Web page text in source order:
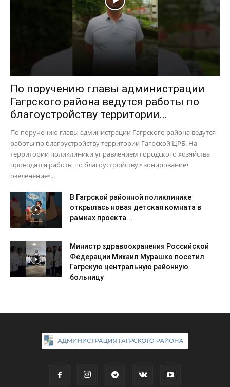
По поручению главы администрации
Гагрского района ведутся работы по
благоустройству территории...
По поручению главы администрации Гагрского района ведутся
работы по благоустройству территории Гагрской ЦРБ. На
территории поликлиники управлением городского хозяйства
проводятся работы по благоустройству:• зонирование•
озеленение•...
В Гагрской районной поликлинике
открылась новая детская комната в
рамках проекта...
Министр здравоохранения Российской
Федерации Михаил Мурашко посетил
Гагрскую центральную районную
больницу